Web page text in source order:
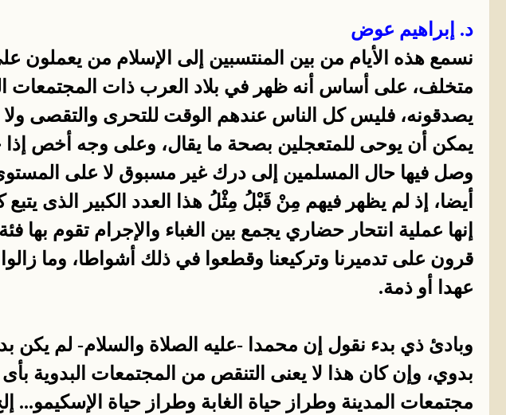
د. إبراهيم عوض
نسمع هذه الأيام من بين المنتسبين إلى الإسلام من يعملون
متخلف، على أساس أنه ظهر في بلاد العرب ذات المجتمعات
يصدقونه، فليس كل الناس عندهم الوقت للتحرى والتقصى ولا
يمكن أن يوحى للمتعجلين بصحة ما يقال، وعلى وجه أخص إذا
وصل فيها حال المسلمين إلى درك غير مسبوق لا على
أيضا، إذ لم يظهر فيهم مِنْ قَبْلُ مِثْلُ هذا العدد الكبير الذى
إنها عملية انتحار حضاري يجمع بين الغباء والإجرام تقوم بها
قرون على تدميرنا وتركيعنا وقطعوا في ذلك أشواطا، وما
عهدا أو ذمة.
وبادئ ذي بدء نقول إن محمدا -عليه الصلاة والسلام- لم يكن
بدوي، وإن كان هذا لا يعنى التنقص من المجتمعات البدوية
مجتمعات المدينة وطراز حياة الغابة وطراز حياة الإسكيمو...